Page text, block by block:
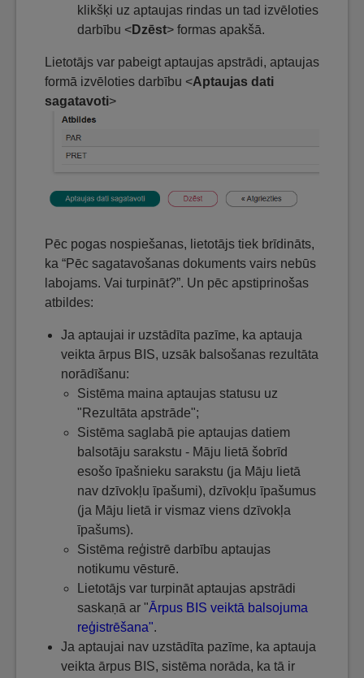
klikšķi uz aptaujas rindas un tad izvēloties
darbību <Dzēst> formas apakšā.
Lietotājs var pabeigt aptaujas apstrādi, aptaujas
formā izvēloties darbību <Aptaujas dati
sagatavoti>
Pēc pogas nospiešanas, lietotājs tiek brīdināts,
ka “Pēc sagatavošanas dokuments vairs nebūs
labojams. Vai turpināt?”. Un pēc apstiprinošas
atbildes:
Ja aptaujai ir uzstādīta pazīme, ka aptauja
veikta ārpus BIS, uzsāk balsošanas rezultāta
norādīšanu:
Sistēma maina aptaujas statusu uz
"Rezultāta apstrāde";
Sistēma saglabā pie aptaujas datiem
balsotāju sarakstu - Māju lietā šobrīd
esošo īpašnieku sarakstu (ja Māju lietā
nav dzīvokļu īpašumi), dzīvokļu īpašumus
(ja Māju lietā ir vismaz viens dzīvokļa
īpašums).
Sistēma reģistrē darbību aptaujas
notikumu vēsturē.
Lietotājs var turpināt aptaujas apstrādi
saskaņā ar "Ārpus BIS veiktā balsojuma
reģistrēšana".
Ja aptaujai nav uzstādīta pazīme, ka aptauja
veikta ārpus BIS, sistēma norāda, ka tā ir